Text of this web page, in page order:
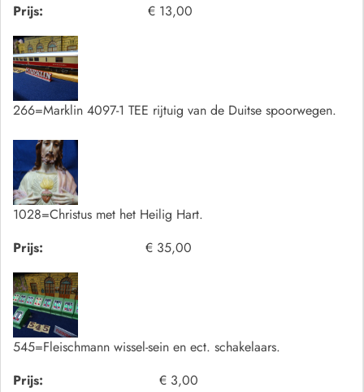
Prijs: € 13,00
266=Marklin 4097-1 TEE rijtuig van de Duitse spoorwegen.
1028=Christus met het Heilig Hart.
Prijs:
€ 35,00
545=Fleischmann wissel-sein en ect. schakelaars.
Prijs:
€ 3,00